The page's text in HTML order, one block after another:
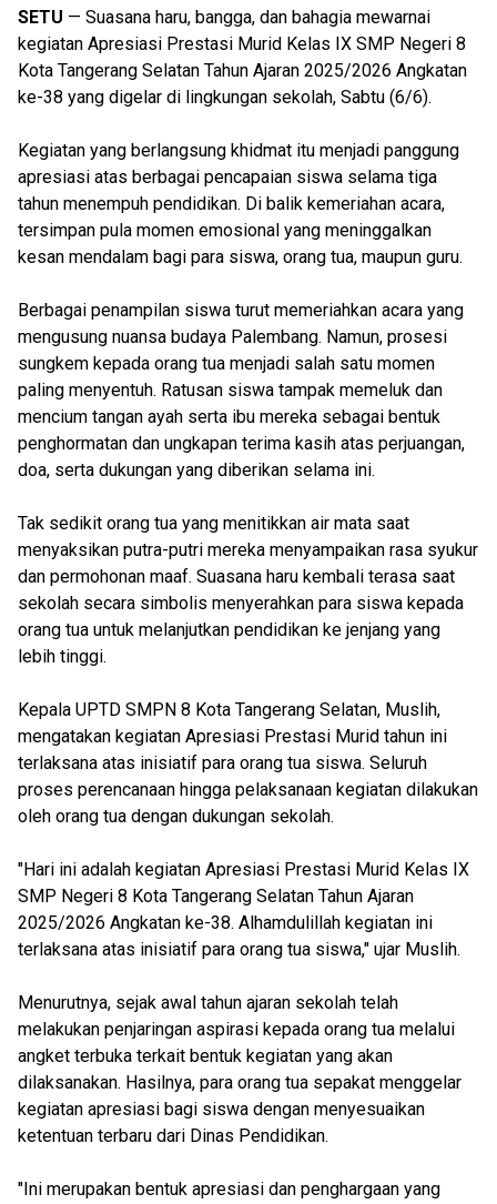
SETU — Suasana haru, bangga, dan bahagia mewarnai
kegiatan Apresiasi Prestasi Murid Kelas IX SMP Negeri 8
Kota Tangerang Selatan Tahun Ajaran 2025/2026 Angkatan
ke-38 yang digelar di lingkungan sekolah, Sabtu (6/6).
Kegiatan yang berlangsung khidmat itu menjadi panggung
apresiasi atas berbagai pencapaian siswa selama tiga
tahun menempuh pendidikan. Di balik kemeriahan acara,
tersimpan pula momen emosional yang meninggalkan
kesan mendalam bagi para siswa, orang tua, maupun guru.
Berbagai penampilan siswa turut memeriahkan acara yang
mengusung nuansa budaya Palembang. Namun, prosesi
sungkem kepada orang tua menjadi salah satu momen
paling menyentuh. Ratusan siswa tampak memeluk dan
mencium tangan ayah serta ibu mereka sebagai bentuk
penghormatan dan ungkapan terima kasih atas perjuangan,
doa, serta dukungan yang diberikan selama ini.
Tak sedikit orang tua yang menitikkan air mata saat
menyaksikan putra-putri mereka menyampaikan rasa syukur
dan permohonan maaf. Suasana haru kembali terasa saat
sekolah secara simbolis menyerahkan para siswa kepada
orang tua untuk melanjutkan pendidikan ke jenjang yang
lebih tinggi.
Kepala UPTD SMPN 8 Kota Tangerang Selatan, Muslih,
mengatakan kegiatan Apresiasi Prestasi Murid tahun ini
terlaksana atas inisiatif para orang tua siswa. Seluruh
proses perencanaan hingga pelaksanaan kegiatan dilakukan
oleh orang tua dengan dukungan sekolah.
"Hari ini adalah kegiatan Apresiasi Prestasi Murid Kelas IX
SMP Negeri 8 Kota Tangerang Selatan Tahun Ajaran
2025/2026 Angkatan ke-38. Alhamdulillah kegiatan ini
terlaksana atas inisiatif para orang tua siswa," ujar Muslih.
Menurutnya, sejak awal tahun ajaran sekolah telah
melakukan penjaringan aspirasi kepada orang tua melalui
angket terbuka terkait bentuk kegiatan yang akan
dilaksanakan. Hasilnya, para orang tua sepakat menggelar
kegiatan apresiasi bagi siswa dengan menyesuaikan
ketentuan terbaru dari Dinas Pendidikan.
"Ini merupakan bentuk apresiasi dan penghargaan yang